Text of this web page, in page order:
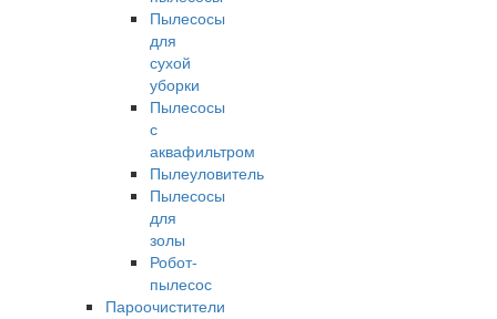
Пылесосы
для
сухой
уборки
Пылесосы
с
аквафильтром
Пылеуловитель
Пылесосы
для
золы
Робот-
пылесос
Пароочистители